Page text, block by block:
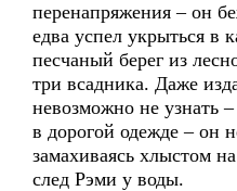
перенапряжения – он
едва успел укрыться в
песчаный берег из
три всадника. Даже
невозможно не узнать
в дорогой одежде – он
замахиваясь хлыстом
след Рэми у воды.